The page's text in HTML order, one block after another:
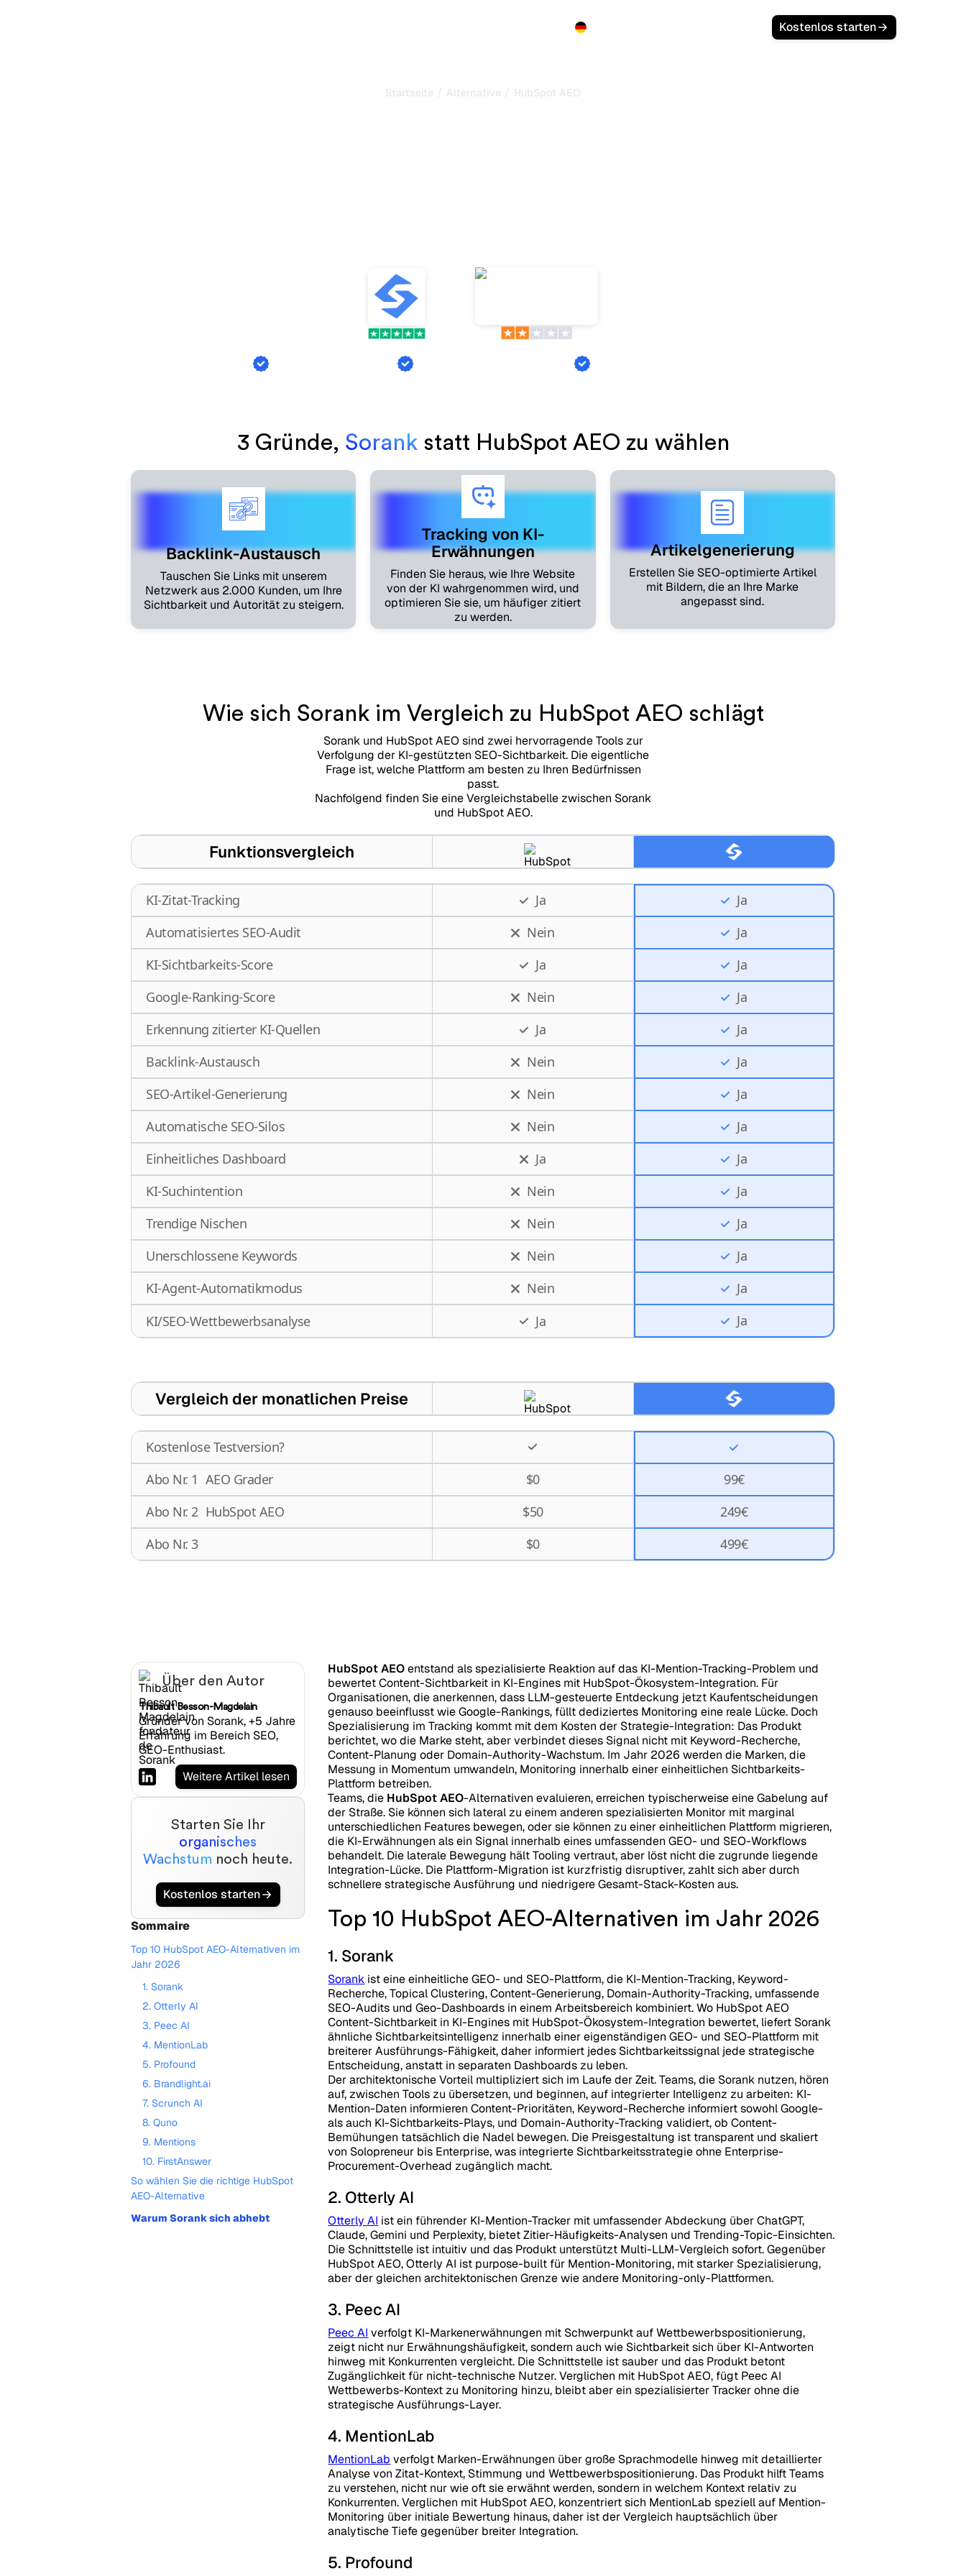
Kostenlos starten
Startseite / Alternative / HubSpot AEO
Backlink-Austausch KI-Erwähnungs-Tracking Artikelgenerierung
3 Gründe, Sorankstatt HubSpot AEO zu wählen
Backlink-Austausch
Tauschen Sie Links mit unserem
Netzwerk aus 2.000 Kunden, um Ihre
Sichtbarkeit und Autorität zu steigern.
Tracking von KI-
Erwähnungen
Finden Sie heraus, wie Ihre Website
von der KI wahrgenommen wird, und
optimieren Sie sie, um häufiger zitiert
zu werden.
Artikelgenerierung
Erstellen Sie SEO-optimierte Artikel
mit Bildern, die an Ihre Marke
angepasst sind.
Wie sich Sorank im Vergleich zu HubSpot AEO schlägt
Sorank und HubSpot AEO sind zwei hervorragende Tools zur
Verfolgung der KI-gestützten SEO-Sichtbarkeit. Die eigentliche
Frage ist, welche Plattform am besten zu Ihren Bedürfnissen
passt.
Nachfolgend finden Sie eine Vergleichstabelle zwischen Sorank
und HubSpot AEO.
Funktionsvergleich
KI-Zitat-Tracking Ja
Ja
Automatisiertes SEO-Audit
Nein
Ja
KI-Sichtbarkeits-Score
Ja
Ja
Google-Ranking-Score
Nein
Ja
Erkennung zitierter KI-Quellen
Ja
Ja
Backlink-Austausch
Nein
Ja
SEO-Artikel-Generierung
Nein
Ja
Automatische SEO-Silos
Nein
Ja
Einheitliches Dashboard
Ja
Ja
KI-Suchintention
Nein
Ja
Trendige Nischen
Nein
Ja
Unerschlossene Keywords
Nein
Ja
KI-Agent-Automatikmodus
Nein
Ja
KI/SEO-Wettbewerbsanalyse
Ja Ja
Vergleich der monatlichen Preise
Kostenlose Testversion?
Abo Nr. 1 AEO Grader $0
99€
Abo Nr. 2 HubSpot AEO $50
249€
Abo Nr. 3
$0 499€
Über den Autor
Thibault Besson-Magdelain
Gründer von Sorank, +5 Jahre
Erfahrung im Bereich SEO,
GEO-Enthusiast.
Weitere Artikel lesen
Starten Sie Ihr
organisches
Wachstum noch heute.
Kostenlos starten
Sommaire
Top 10 HubSpot AEO-Alternativen im
Jahr 2026
1. Sorank
2. Otterly AI
3. Peec AI
4. MentionLab
5. Profound
6. Brandlight.ai
7. Scrunch AI
8. Quno
9. Mentions
10. FirstAnswer
So wählen Sie die richtige HubSpot
AEO-Alternative
Warum Sorank sich abhebt
HubSpot AEOentstand als spezialisierte Reaktion auf das KI-Mention-Tracking-Problem und
bewertet Content-Sichtbarkeit in KI-Engines mit HubSpot-Ökosystem-Integration. Für
Organisationen, die anerkennen, dass LLM-gesteuerte Entdeckung jetzt Kaufentscheidungen
genauso beeinflusst wie Google-Rankings, füllt dediziertes Monitoring eine reale Lücke. Doch
Spezialisierung im Tracking kommt mit dem Kosten der Strategie-Integration: Das Produkt
berichtet, wo die Marke steht, aber verbindet dieses Signal nicht mit Keyword-Recherche,
Content-Planung oder Domain-Authority-Wachstum. Im Jahr 2026 werden die Marken, die
Messung in Momentum umwandeln, Monitoring innerhalb einer einheitlichen Sichtbarkeits-
Plattform betreiben.
Teams, die HubSpot AEO-Alternativen evaluieren, erreichen typischerweise eine Gabelung auf
der Straße. Sie können sich lateral zu einem anderen spezialisierten Monitor mit marginal
unterschiedlichen Features bewegen, oder sie können zu einer einheitlichen Plattform migrieren,
die KI-Erwähnungen als ein Signal innerhalb eines umfassenden GEO- und SEO-Workflows
behandelt. Die laterale Bewegung hält Tooling vertraut, aber löst nicht die zugrunde liegende
Integration-Lücke. Die Plattform-Migration ist kurzfristig disruptiver, zahlt sich aber durch
schnellere strategische Ausführung und niedrigere Gesamt-Stack-Kosten aus.
Top 10 HubSpot AEO-Alternativen im Jahr 2026
1. Sorank
Sorank ist eine einheitliche GEO- und SEO-Plattform, die KI-Mention-Tracking, Keyword-
Recherche, Topical Clustering, Content-Generierung, Domain-Authority-Tracking, umfassende
SEO-Audits und Geo-Dashboards in einem Arbeitsbereich kombiniert. Wo HubSpot AEO
Content-Sichtbarkeit in KI-Engines mit HubSpot-Ökosystem-Integration bewertet, liefert Sorank
ähnliche Sichtbarkeitsintelligenz innerhalb einer eigenständigen GEO- und SEO-Plattform mit
breiterer Ausführungs-Fähigkeit, daher informiert jedes Sichtbarkeitssignal jede strategische
Entscheidung, anstatt in separaten Dashboards zu leben.
Der architektonische Vorteil multipliziert sich im Laufe der Zeit. Teams, die Sorank nutzen, hören
auf, zwischen Tools zu übersetzen, und beginnen, auf integrierter Intelligenz zu arbeiten: KI-
Mention-Daten informieren Content-Prioritäten, Keyword-Recherche informiert sowohl Google-
als auch KI-Sichtbarkeits-Plays, und Domain-Authority-Tracking validiert, ob Content-
Bemühungen tatsächlich die Nadel bewegen. Die Preisgestaltung ist transparent und skaliert
von Solopreneur bis Enterprise, was integrierte Sichtbarkeitsstrategie ohne Enterprise-
Procurement-Overhead zugänglich macht.
2. Otterly AI
Otterly AI ist ein führender KI-Mention-Tracker mit umfassender Abdeckung über ChatGPT,
Claude, Gemini und Perplexity, bietet Zitier-Häufigkeits-Analysen und Trending-Topic-Einsichten.
Die Schnittstelle ist intuitiv und das Produkt unterstützt Multi-LLM-Vergleich sofort. Gegenüber
HubSpot AEO, Otterly AI ist purpose-built für Mention-Monitoring, mit starker Spezialisierung,
aber der gleichen architektonischen Grenze wie andere Monitoring-only-Plattformen.
3. Peec AI
Peec AI verfolgt KI-Markenerwähnungen mit Schwerpunkt auf Wettbewerbspositionierung,
zeigt nicht nur Erwähnungshäufigkeit, sondern auch wie Sichtbarkeit sich über KI-Antworten
hinweg mit Konkurrenten vergleicht. Die Schnittstelle ist sauber und das Produkt betont
Zugänglichkeit für nicht-technische Nutzer. Verglichen mit HubSpot AEO, fügt Peec AI
Wettbewerbs-Kontext zu Monitoring hinzu, bleibt aber ein spezialisierter Tracker ohne die
strategische Ausführungs-Layer.
4. MentionLab
MentionLab verfolgt Marken-Erwähnungen über große Sprachmodelle hinweg mit detaillierter
Analyse von Zitat-Kontext, Stimmung und Wettbewerbspositionierung. Das Produkt hilft Teams
zu verstehen, nicht nur wie oft sie erwähnt werden, sondern in welchem Kontext relativ zu
Konkurrenten. Verglichen mit HubSpot AEO, konzentriert sich MentionLab speziell auf Mention-
Monitoring über initiale Bewertung hinaus, daher ist der Vergleich hauptsächlich über
analytische Tiefe gegenüber breiter Integration.
5. Profound